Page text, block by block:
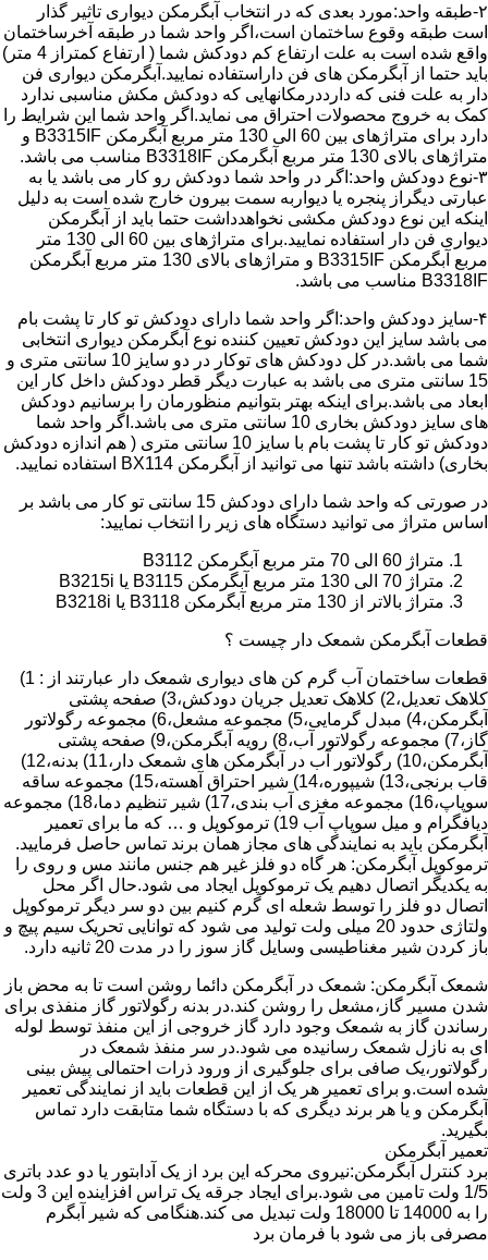
۲-طبقه واحد:مورد بعدی که در انتخاب آبگرمکن دیواری تاثیر گذار
است طبقه وقوع ساختمان است،اگر واحد شما در طبقه آخرساختمان
واقع شده است به علت ارتفاع کم دودکش شما ( ارتفاع کمتراز 4 متر)
باید حتما از آبگرمکن های فن داراستفاده نمایید.آبگرمکن دیواری فن
دار به علت فنی که دارددرمکانهایی که دودکش مکش مناسبی ندارد
کمک به خروج محصولات احتراق می نماید.اگر واحد شما این شرایط را
دارد برای متراژهای بین 60 الی 130 متر مربع آبگرمکن B3315IF و
متراژهای بالای 130 متر مربع آبگرمکن B3318IF مناسب می باشد.
۳-نوع دودکش واحد:اگر در واحد شما دودکش رو کار می باشد یا به
عبارتی دیگراز پنجره یا دیواربه سمت بیرون خارج شده است به دلیل
اینکه این نوع دودکش مکشی نخواهدداشت حتما باید از آبگرمکن
دیواری فن دار استفاده نمایید.برای متراژهای بین 60 الی 130 متر
مربع آبگرمکن B3315IF و متراژهای بالای 130 متر مربع آبگرمکن
B3318IF مناسب می باشد.
۴-سایز دودکش واحد:اگر واحد شما دارای دودکش تو کار تا پشت بام
می باشد سایز این دودکش تعیین کننده نوع آبگرمکن دیواری انتخابی
شما می باشد.در کل دودکش های توکار در دو سایز 10 سانتی متری و
15 سانتی متری می باشد به عبارت دیگر قطر دودکش داخل کار این
ابعاد می باشد.برای اینکه بهتر بتوانیم منظورمان را برسانیم دودکش
های سایز دودکش بخاری 10 سانتی متری می باشد.اگر واحد شما
دودکش تو کار تا پشت بام با سایز 10 سانتی متری ( هم اندازه دودکش
بخاری) داشته باشد تنها می توانید از آبگرمکن BX114 استفاده نمایید.
در صورتی که واحد شما دارای دودکش 15 سانتی تو کار می باشد بر
اساس متراژ می توانید دستگاه های زیر را انتخاب نمایید:
متراژ 60 الی 70 متر مربع آبگرمکن B3112
متراژ 70 الی 130 متر مربع آبگرمکن B3115 یا B3215i
متراژ بالاتر از 130 متر مربع آبگرمکن B3118 یا B3218i
قطعات آبگرمکن شمعک دار چیست ؟
قطعات ساختمان آب گرم کن های دیواری شمعک دار عبارتند از : 1)
کلاهک تعدیل،2) کلاهک تعدیل جریان دودکش،3) صفحه پشتی
آبگرمکن،4) مبدل گرمایی،5) مجموعه مشعل،6) مجموعه رگولاتور
گاز،7) مجموعه رگولاتور آب،8) رویه آبگرمکن،9) صفحه پشتی
آبگرمکن،10) رگولاتور آب در آبگرمکن های شمعک دار،11) بدنه،12)
قاب برنجی،13) شیپوره،14) شیر احتراق آهسته،15) مجموعه ساقه
سوپاپ،16) مجموعه مغزی آب بندی،17) شیر تنظیم دما،18) مجموعه
دیافگرام و میل سوپاپ آب 19) ترموکوپل و … که ما برای تعمیر
آبگرمکن باید به نمایندگی های مجاز همان برند تماس حاصل فرمایید.
ترموکوپل آبگرمکن: هر گاه دو فلز غیر هم جنس مانند مس و روی را
به یکدیگر اتصال دهیم یک ترموکوپل ایجاد می شود.حال اگر محل
اتصال دو فلز را توسط شعله ای گرم کنیم بین دو سر دیگر ترموکوپل
ولتاژی حدود 20 میلی ولت تولید می شود که توانایی تحریک سیم پیچ و
باز کردن شیر مغناطیسی وسایل گاز سوز را در مدت 20 ثانیه دارد.
شمعک آبگرمکن: شمعک در آبگرمکن دائما روشن است تا به محض باز
شدن مسیر گاز،مشعل را روشن کند.در بدنه رگولاتور گاز منفذی برای
رساندن گاز به شمعک وجود دارد گاز خروجی از این منفذ توسط لوله
ای به نازل شمعک رسانیده می شود.در سر منفذ شمعک در
رگولاتور،یک صافی برای جلوگیری از ورود ذرات احتمالی پیش بینی
شده است.و برای تعمیر هر یک از این قطعات باید از نمایندگی تعمیر
آبگرمکن و یا هر برند دیگری که با دستگاه شما متابقت دارد تماس
بگیرید.
تعمیر آبگرمکن
برد کنترل آبگرمکن:نیروی محرکه این برد از یک آدابتور یا دو عدد باتری
1/5 ولت تامین می شود.برای ایجاد جرقه یک تراس افزاینده این 3 ولت
را به 14000 تا 18000 ولت تبدیل می کند.هنگامی که شیر آبگرم
مصرفی باز می شود با فرمان برد